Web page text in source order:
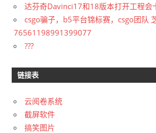
达芬奇Davinci17和18版本打开工程会
csgo骗子，b5平台锦标赛，csgo团队
76561198991399077
???
链接表
云阅卷系统
截屏软件
搞笑图片